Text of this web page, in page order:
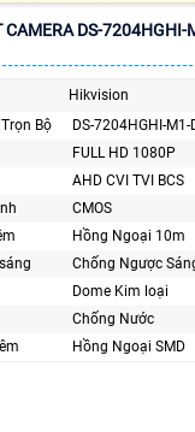
CAMERA DS-7204HGHI-
Hikvision
Bộ
DS-7204HGHI-M1-
FULL HD 1080P
AHD CVI TVI BCS
CMOS
Hồng Ngoại 10m
Chống Ngược
Dome Kim loại
Chống Nước
Hồng Ngoại SMD